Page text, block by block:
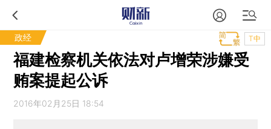
政经 T中
福建检察机关依法对卢增荣涉嫌受
贿案提起公诉
2016年02月25日 18:54